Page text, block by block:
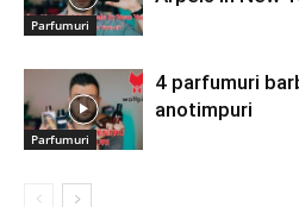
Parfumuri
Parfumuri
4 parfumuri
anotimpuri